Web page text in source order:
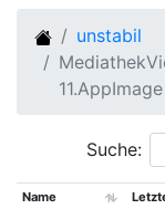
unstabil
11.AppImage
Suche:
Name